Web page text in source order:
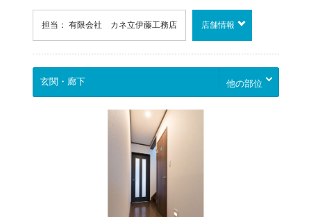
担当： 有限会社 カネ立伊藤工務店 店舗情報
他の部位